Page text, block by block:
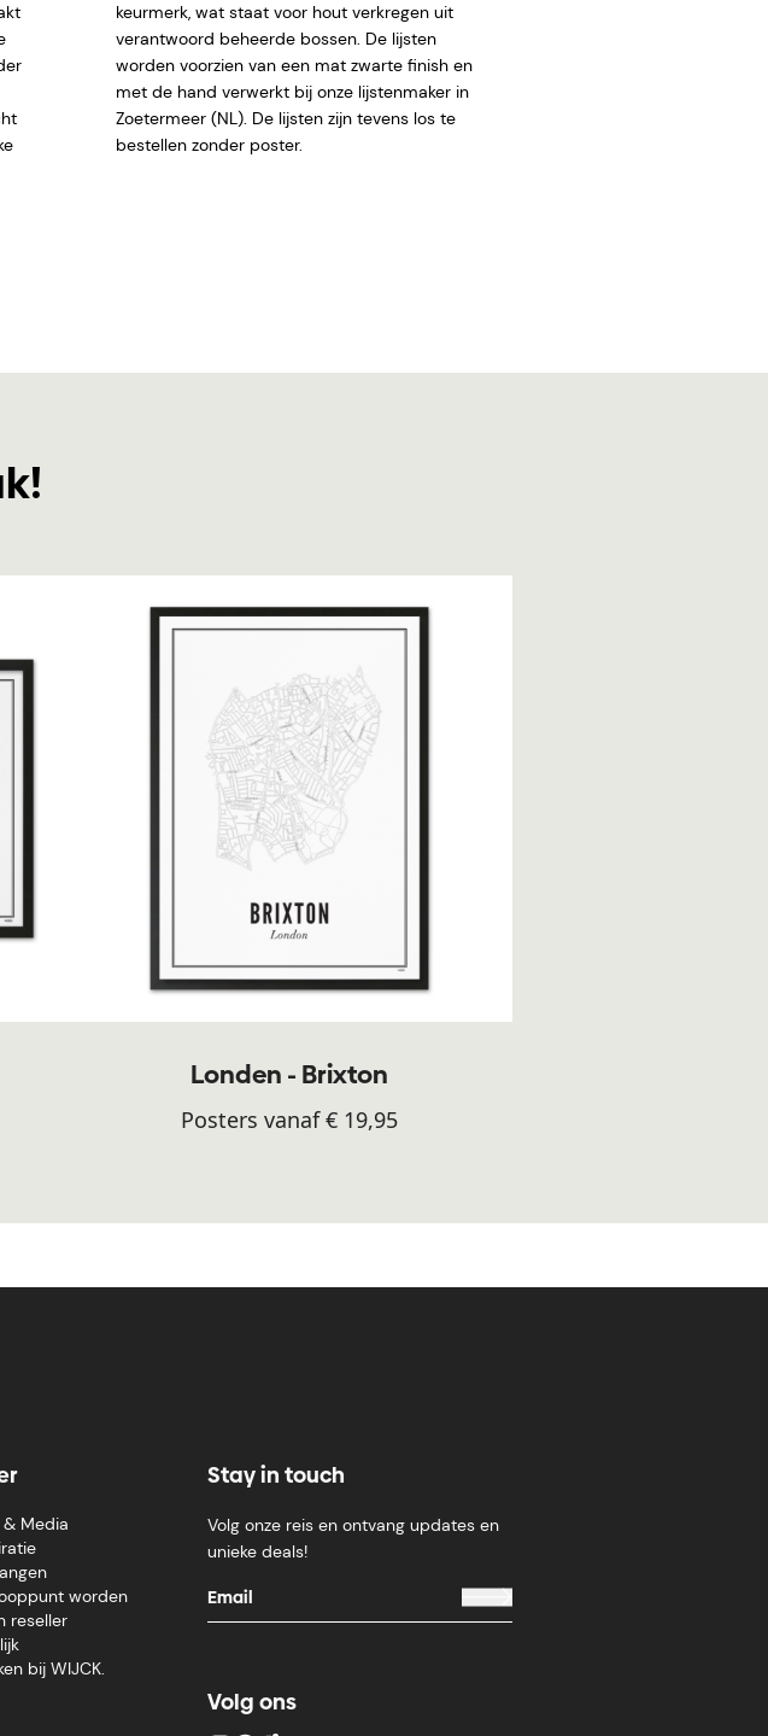
keurmerk, wat staat voor hout verkregen uit
verantwoord beheerde bossen. De lijsten
worden voorzien van een mat zwarte finish en
met de hand verwerkt bij onze lijstenmaker in
Zoetermeer (NL). De lijsten zijn tevens los te
bestellen zonder poster.
Londen - Brixton
Posters vanaf € 19,95
& Media
worden
reseller
bij WIJCK.
Stay in touch
Volg onze reis en ontvang updates en
unieke deals!
Volg ons